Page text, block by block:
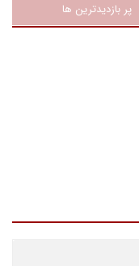
پر بازدیدترین ها